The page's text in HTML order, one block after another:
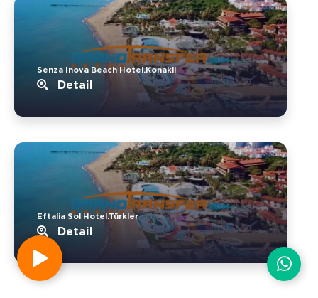
Senza Inova Beach Hotel.Konakli
Detail
Eftalia Sol Hotel.Türkler
Detail